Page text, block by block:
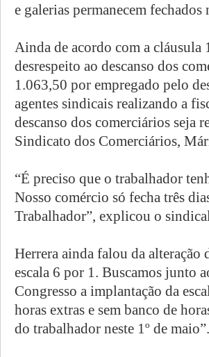
e galerias permanecem fechados
Ainda de acordo com a cláusula
desrespeito ao descanso dos
1.063,50 por empregado pelo
agentes sindicais realizando a
descanso dos comerciários seja
Sindicato dos Comerciários,
“É preciso que o trabalhador
Nosso comércio só fecha três
Trabalhador”, explicou o
Herrera ainda falou da alteração
escala 6 por 1. Buscamos junto
Congresso a implantação da
horas extras e sem banco de
do trabalhador neste 1º de maio”.